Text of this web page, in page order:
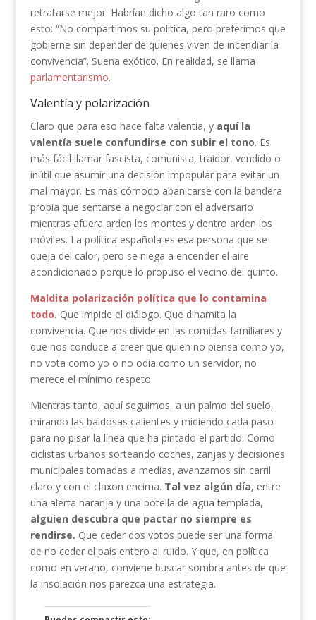
retratarse mejor. Habrían dicho algo tan raro como
esto: “No compartimos su política, pero preferimos que
gobierne sin depender de quienes viven de incendiar la
convivencia”. Suena exótico. En realidad, se llama
parlamentarismo.
Valentía y polarización
Claro que para eso hace falta valentía, y aquí la
valentía suele confundirse con subir el tono. Es
más fácil llamar fascista, comunista, traidor, vendido o
inútil que asumir una decisión impopular para evitar un
mal mayor. Es más cómodo abanicarse con la bandera
propia que sentarse a negociar con el adversario
mientras afuera arden los montes y dentro arden los
móviles. La política española es esa persona que se
queja del calor, pero se niega a encender el aire
acondicionado porque lo propuso el vecino del quinto.
Maldita polarización política que lo contamina
todo. Que impide el diálogo. Que dinamita la
convivencia. Que nos divide en las comidas familiares y
que nos conduce a creer que quien no piensa como yo,
no vota como yo o no odia como un servidor, no
merece el mínimo respeto.
Mientras tanto, aquí seguimos, a un palmo del suelo,
mirando las baldosas calientes y midiendo cada paso
para no pisar la línea que ha pintado el partido. Como
ciclistas urbanos sorteando coches, zanjas y decisiones
municipales tomadas a medias, avanzamos sin carril
claro y con el claxon encima. Tal vez algún día, entre
una alerta naranja y una botella de agua templada,
alguien descubra que pactar no siempre es
rendirse. Que ceder dos votos puede ser una forma
de no ceder el país entero al ruido. Y que, en política
como en verano, conviene buscar sombra antes de que
la insolación nos parezca una estrategia.